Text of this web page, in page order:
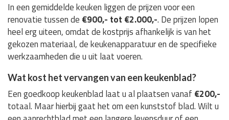
In een gemiddelde keuken liggen de prijzen voor een
renovatie tussen de €900,- tot €2.000,-. De prijzen lopen
heel erg uiteen, omdat de kostprijs afhankelijk is van het
gekozen materiaal, de keukenapparatuur en de specifieke
werkzaamheden die u uit laat voeren.
Wat kost het vervangen van een keukenblad?
Een goedkoop keukenblad laat u al plaatsen vanaf €200,-
totaal. Maar hierbij gaat het om een kunststof blad. Wilt u